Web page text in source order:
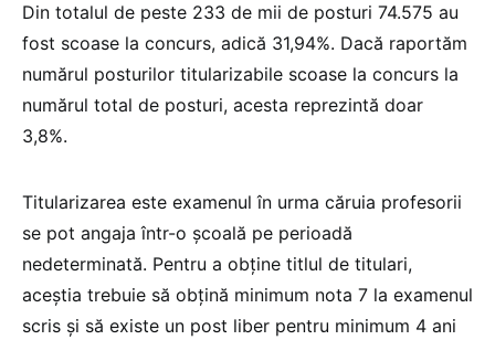
Din totalul de peste 233 de mii de posturi 74.575 au
fost scoase la concurs, adică 31,94%. Dacă raportăm
numărul posturilor titularizabile scoase la concurs la
numărul total de posturi, acesta reprezintă doar
3,8%.
Titularizarea este examenul în urma căruia profesorii
se pot angaja într-o școală pe perioadă
nedeterminată. Pentru a obține titlul de titulari,
aceștia trebuie să obțină minimum nota 7 la examenul
scris și să existe un post liber pentru minimum 4 ani